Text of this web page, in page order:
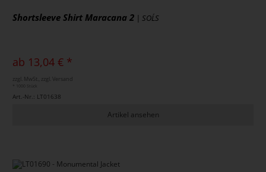
Shortsleeve Shirt Maracana 2 | SOL´S
ab 13,04 € *
zzgl. MwSt., zzgl. Versand
Art.-Nr.: LT01638
Artikel ansehen